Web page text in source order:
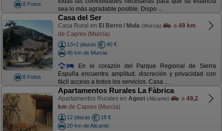
8 Fotos
sea lo más agradable posible. Dispo ...
8 Fotos
Casa del Ser
Casa Rural en El Berro / Mula (Murcia) a 49 km
de Capres (Murcia)
13+2 plazas
40 €
45 km de Murcia
En el corazón del Parque Regional de Sierra
Espuña encuentra amplitud, discreción y privacidad con
fácil acceso a todos los servicios. Casa ...
Apartamentos Rurales La Fàbrica
Apartamentos Rurales en Agost (Alicante) a 49,2
km de Capres (Murcia)
12 plazas
18 €
20 km de Alicante